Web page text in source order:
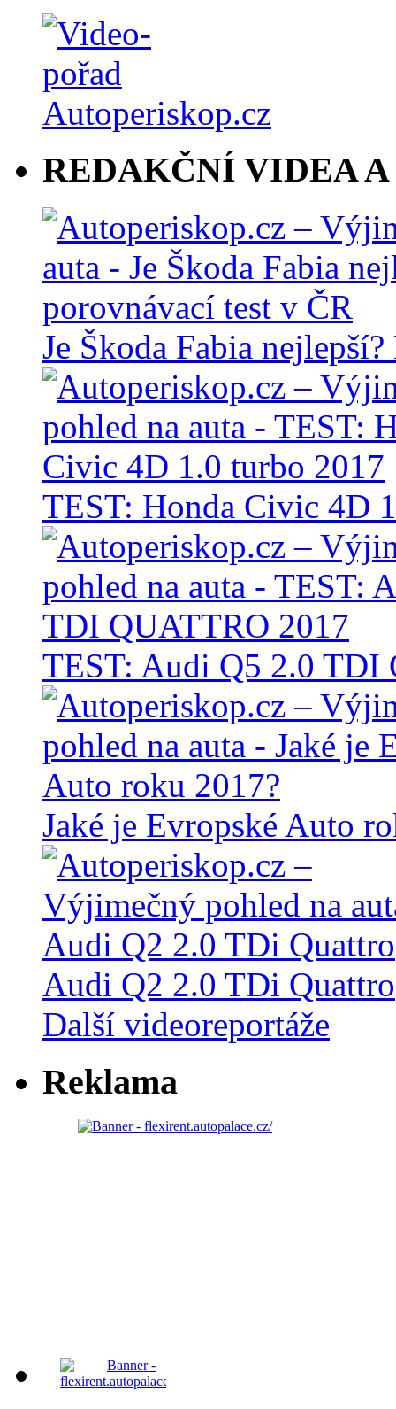
REDAKČNÍ VIDEA A
Je Škoda Fabia
TEST: Honda Civic 4D
TEST: Audi Q5 2.0 TDI
Jaké je Evropské Auto
Audi Q2 2.0 TDi Quattro
Další videoreportáže
Reklama